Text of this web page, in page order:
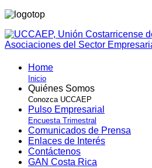
Home
Inicio
Quiénes Somos
Conozca UCCAEP
Pulso Empresarial
Encuesta Trimestral
Comunicados de Prensa
Enlaces de Interés
Contáctenos
GAN Costa Rica